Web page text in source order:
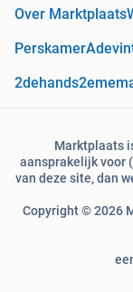
Over Marktplaats
Perskamer
2dehands
Marktplaats
aansprakelijk voor
van deze site, dan
Copyright © 2026